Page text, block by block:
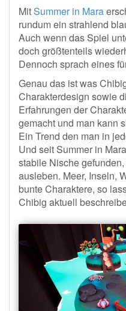
MitSummer in Mara
rundum ein strahlend
Auch wenn das Spiel
doch größtenteils
Dennoch sprach eines
Genau das ist was
Charakterdesign sowie
Erfahrungen der
gemacht und man kann
Ein Trend den man in
Und seit Summer in
stabile Nische
ausleben. Meer, Inseln,
bunte Charaktere, so
Chibig aktuell